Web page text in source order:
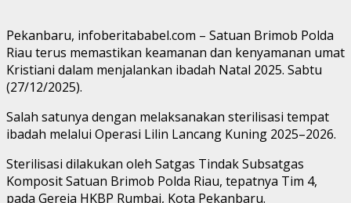
Pekanbaru, infoberitababel.com – Satuan Brimob Polda
Riau terus memastikan keamanan dan kenyamanan umat
Kristiani dalam menjalankan ibadah Natal 2025. Sabtu
(27/12/2025).
Salah satunya dengan melaksanakan sterilisasi tempat
ibadah melalui Operasi Lilin Lancang Kuning 2025–2026.
Sterilisasi dilakukan oleh Satgas Tindak Subsatgas
Komposit Satuan Brimob Polda Riau, tepatnya Tim 4,
pada Gereja HKBP Rumbai, Kota Pekanbaru.